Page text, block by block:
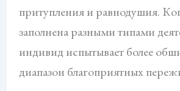
притупления и равнодушия.
заполнена разными типами
индивид испытывает более
диапазон благоприятных